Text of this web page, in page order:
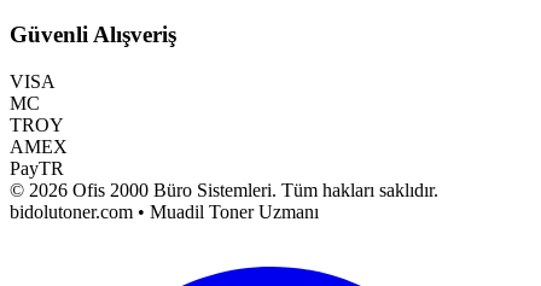
Güvenli Alışveriş
VISA
MC
TROY
AMEX
PayTR
© 2026 Ofis 2000 Büro Sistemleri. Tüm hakları saklıdır.
bidolutoner.com • Muadil Toner Uzmanı